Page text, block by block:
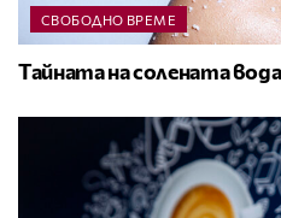
СВОБОДНО ВРЕМЕ
Тайната на солената